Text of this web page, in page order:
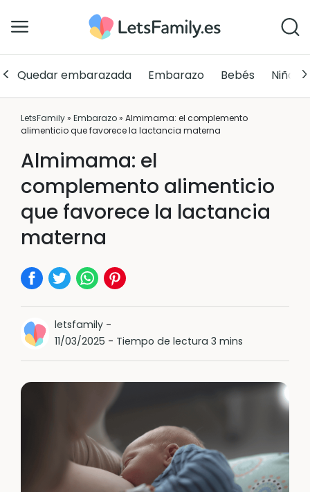
Quedar embarazada Embarazo Bebés Niños
LetsFamily» Embarazo» Almimama: el complemento
alimenticio que favorece la lactancia materna
Almimama: el
complemento alimenticio
que favorece la lactancia
materna
letsfamily-
11/03/2025 - Tiempo de lectura 3 mins